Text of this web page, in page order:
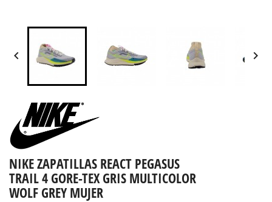
 
NIKE ZAPATILLAS REACT PEGASUS
TRAIL 4 GORE-TEX GRIS MULTICOLOR
WOLF GREY MUJER